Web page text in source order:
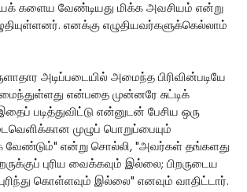
களைய வேண்டியது மிக்க அவசியம் என்று
எனக்கு எழுதியவர்களுக்கெல்லாம்
அடிப்படையில் அமைந்த பிரிவின்படியே
என்பதை முன்னரே சுட்டிக்
படித்துவிட்டு என்னுடன் பேசிய ஒரு
முழுப் பொறுப்பையும்
வேண்டும்" என்று சொல்லி, "அவர்கள் தங்களது
புரிய வைக்கவும் இல்லை; பிறருடைய
கொள்ளவும் இல்லை" எனவும் வாதிட்டார்.